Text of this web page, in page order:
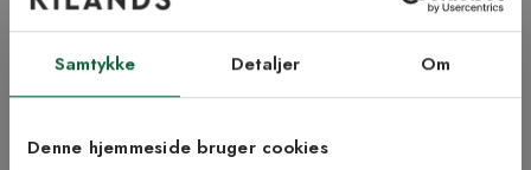
Samtykke Detaljer Om
Denne hjemmeside bruger cookies
Produktinformation